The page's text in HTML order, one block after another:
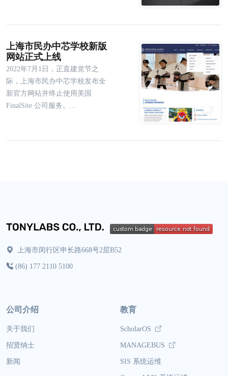
上海市民办中芯学校新版
网站正式上线
2022年7月1日，正直建党节之
际，上海市民办中芯学校发布全
新官方网站并终止使用美国
FinalSite 公司服务。...
上海市闵行区申长路668号2层B52
(86) 177 2110 5100
公司介绍
关于我们
招贤纳士
新闻
教育
ScholarOS
MANAGEBUS
SIS 系统运维